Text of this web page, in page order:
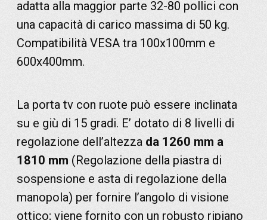
adatta alla maggior parte 32-80 pollici con
una capacità di carico massima di 50 kg.
Compatibilità VESA tra 100x100mm e
600x400mm.
La porta tv con ruote può essere inclinata
su e giù di 15 gradi. E’ dotato di 8 livelli di
regolazione dell’altezza da 1260 mm a
1810 mm (Regolazione della piastra di
sospensione e asta di regolazione della
manopola) per fornire l’angolo di visione
ottico; viene fornito con un robusto ripiano